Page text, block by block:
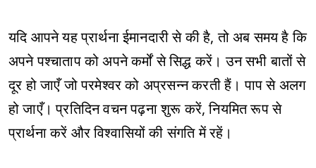
यदि आपने यह प्रार्थना ईमानदारी से की है, तो अब समय है कि
अपने पश्चाताप को अपने कर्मों से सिद्ध करें। उन सभी बातों से
दूर हो जाएँ जो परमेश्वर को अप्रसन्न करती हैं। पाप से अलग
हो जाएँ। प्रतिदिन वचन पढ़ना शुरू करें, नियमित रूप से
प्रार्थना करें और विश्वासियों की संगति में रहें।